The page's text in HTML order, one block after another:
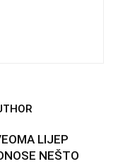
LIJEP
NEŠTO